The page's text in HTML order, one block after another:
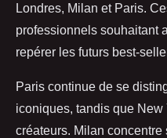
Londres, Milan et Paris.
professionnels souhaitant
repérer les futurs best-
Paris continue de se
iconiques, tandis que
créateurs. Milan concentre